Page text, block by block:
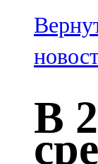
100,3
Зәй
106,6
105,2
В